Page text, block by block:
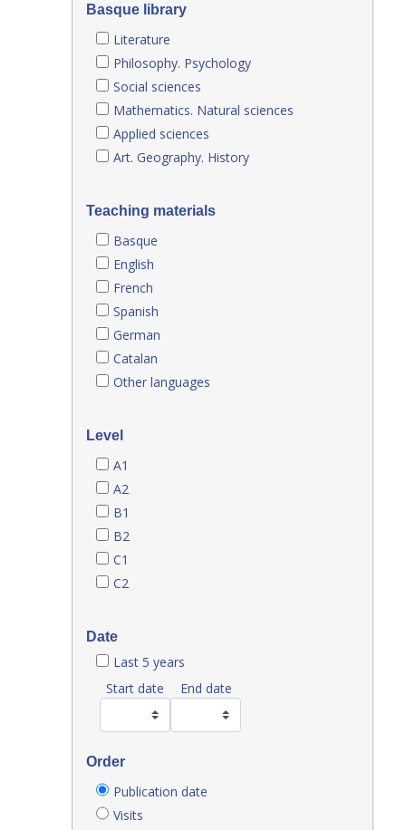
Basque library
Literature
Philosophy. Psychology
Social sciences
Mathematics. Natural sciences
Applied sciences
Art. Geography. History
Teaching materials
Basque
English
French
Spanish
German
Catalan
Other languages
Level
A1
A2
B1
B2
C1
C2
Date
Last 5 years
Start date
End date
Order
Publication date
Visits